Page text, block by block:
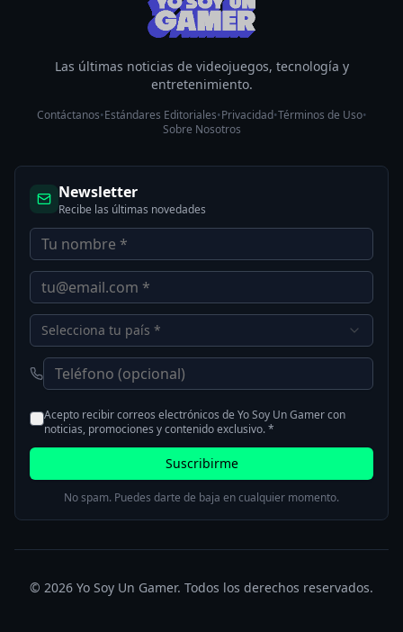
Las últimas noticias de videojuegos, tecnología y
entretenimiento.
Contáctanos•Estándares Editoriales•Privacidad•Términos de Uso•
Sobre Nosotros
Newsletter
Recibe las últimas novedades
Selecciona tu país *
Acepto recibir correos electrónicos de Yo Soy Un Gamer con
noticias, promociones y contenido exclusivo. *
Suscribirme
No spam. Puedes darte de baja en cualquier momento.
© 2026 Yo Soy Un Gamer. Todos los derechos reservados.